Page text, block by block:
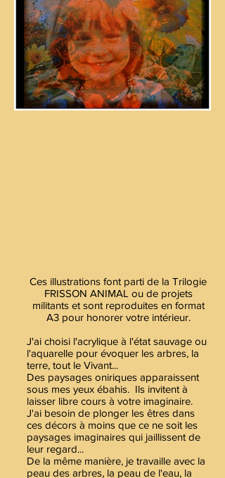
Ces illustrations font parti de la Trilogie
FRISSON ANIMAL ou de projets
militants et sont reproduites en format
A3 pour honorer votre intérieur.
J'ai choisi l'acrylique à l'état sauvage ou
l'aquarelle pour évoquer les arbres, la
terre, tout le Vivant...
Des paysages oniriques apparaissent
sous mes yeux ébahis. Ils invitent à
laisser libre cours à votre imaginaire.
J'ai besoin de plonger les êtres dans
ces décors à moins que ce ne soit les
paysages imaginaires qui jaillissent de
leur regard...
De la même manière, je travaille avec la
peau des arbres, la peau de l'eau, la